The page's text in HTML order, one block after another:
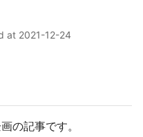
at 2021-12-24
の記事です。